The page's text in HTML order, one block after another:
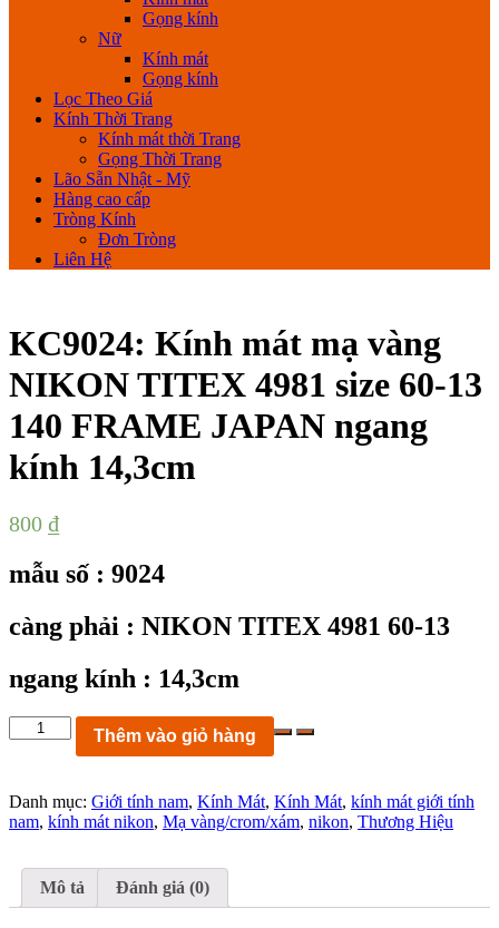
Gọng kính
Nữ
Kính mát
Gọng kính
Lọc Theo Giá
Kính Thời Trang
Kính mát thời Trang
Gọng Thời Trang
Lão Sẵn Nhật - Mỹ
Hàng cao cấp
Tròng Kính
Đơn Tròng
Liên Hệ
KC9024: Kính mát mạ vàng
NIKON TITEX 4981 size 60-13
140 FRAME JAPAN ngang
kính 14,3cm
800 ₫
mẫu số : 9024
càng phải : NIKON TITEX 4981 60-13
ngang kính : 14,3cm
KC9024:
Kính
vàng
NIKON
4981
60-
Thêm vào giỏ hàng
Danh mục: Giới tính nam, Kính Mát, Kính Mát, kính mát giới tính
nam, kính mát nikon, Mạ vàng/crom/xám, nikon, Thương Hiệu
Mô tả Đánh giá (0)